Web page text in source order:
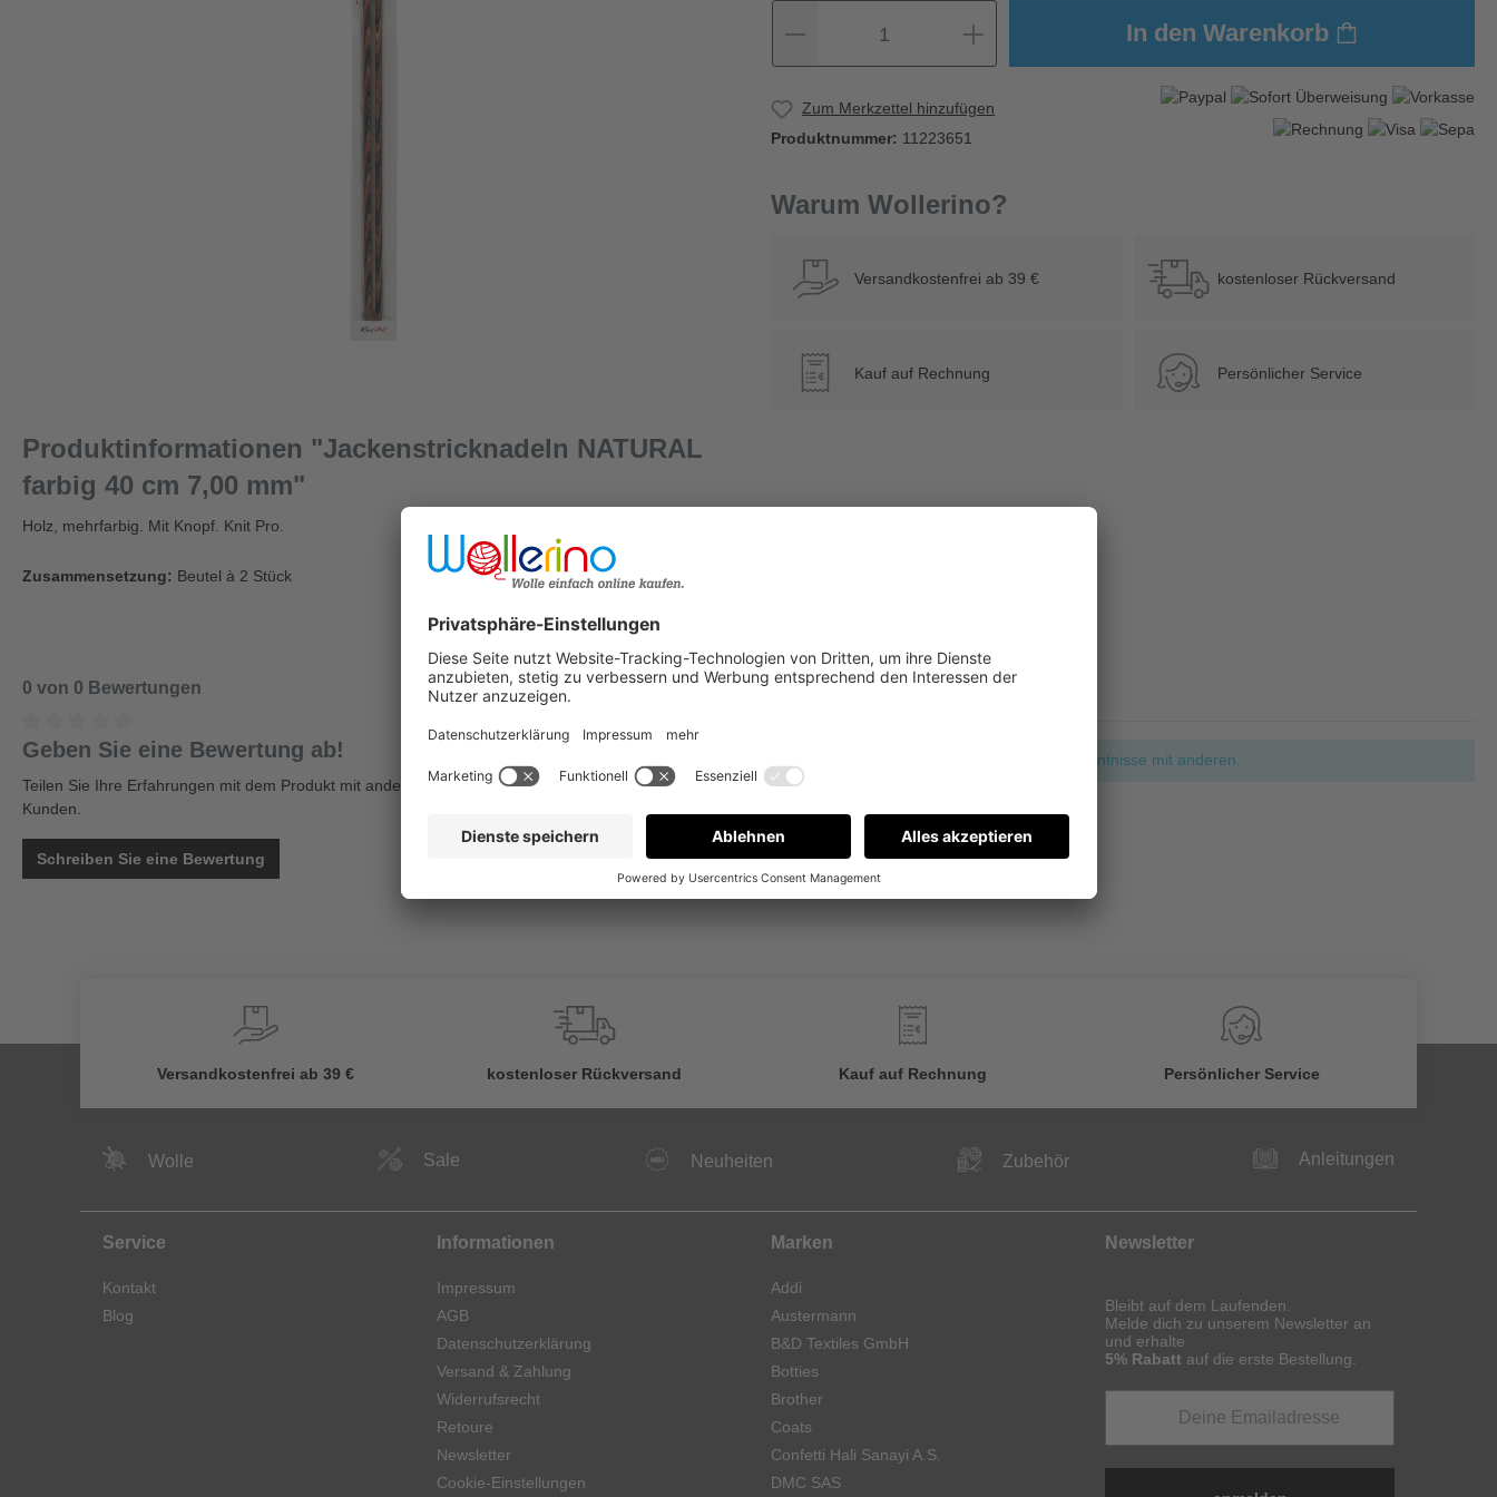
Produktinformationen "Jackenstricknadeln NATURAL
farbig 40 cm 7,00 mm"
Holz, mehrfarbig. Mit Knopf. Knit Pro.
Zusammensetzung: Beutel à 2 Stück
1 In den Warenkorb
Zum Merkzettel hinzufügen
Produktnummer: 11223651
Warum Wollerino?
Versandkostenfrei ab 39 € kostenloser Rückversand
€ Kauf auf Rechnung Persönlicher Service
0 von 0 Bewertungen
Geben Sie eine Bewertung ab!
Teilen Sie Ihre Erfahrungen mit dem Produkt mit anderen
Kunden.
Schreiben Sie eine Bewertung
Bewertungen nur in der aktuellen Sprache anzeigen.
Keine Bewertungen gefunden. Gehen Sie voran und teilen Sie Ihre Erkenntnisse mit anderen.
Versandkostenfrei ab 39 € kostenloser Rückversand
€
Kauf auf Rechnung Persönlicher Service
Wolle Sale Neuheiten Zubehör Anleitungen
Service
Kontakt
Blog
Informationen
Impressum
AGB
Datenschutzerklärung
Versand & Zahlung
Widerrufsrecht
Retoure
Newsletter
Cookie-Einstellungen
Marken
Addi
Austermann
B&D Textiles GmbH
Botties
Brother
Coats
Confetti Hali Sanayi A.S.
DMC SAS
Newsletter
Bleibt auf dem Laufenden.
Melde dich zu unserem Newsletter an
und erhalte
5% Rabatt auf die erste Bestellung.